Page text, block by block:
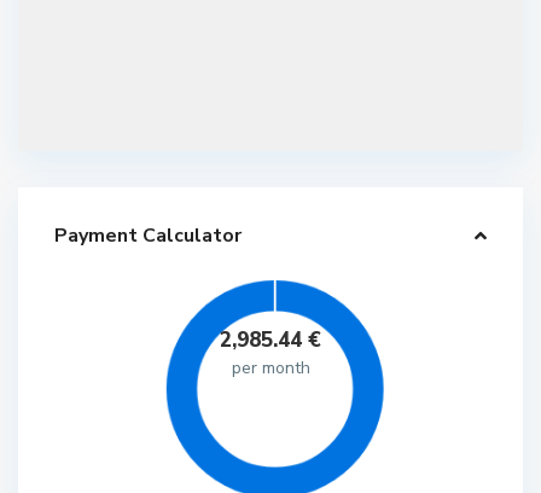
Payment Calculator
2,985.44 €
per month